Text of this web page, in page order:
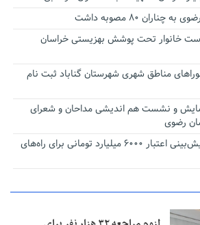
۸۰ مصوبه داشت
خانوار تحت پوشش بهزیستی خراسان
شوراهای مناطق شهری شهرستان گناباد ثبت نام
و نشست هم اندیشی مداحان و شعرای
رضوی
وزیر راه و شهرسازی: پیش‌بینی اعتبار ۶۰۰۰ میلیارد تومانی برای راه‌های